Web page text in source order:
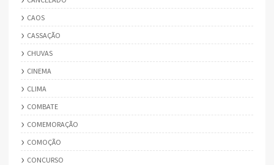
CAOS
CASSAÇÃO
CHUVAS
CINEMA
CLIMA
COMBATE
COMEMORAÇÃO
COMOÇÃO
CONCURSO